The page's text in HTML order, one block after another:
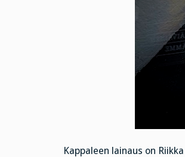
Kappaleen lainaus on